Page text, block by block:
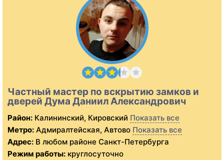
Частный мастер по вскрытию замков и
дверей Дума Даниил Александрович
Район: Калининский, Кировский Показать все
Метро: Адмиралтейская, Автово Показать все
Адрес: В любом районе Санкт-Петербурга
Режим работы: круглосуточно